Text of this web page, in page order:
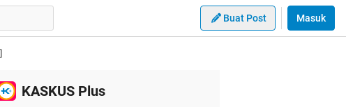
Buat Post Masuk
KASKUS Plus